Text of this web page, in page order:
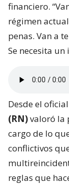
financiero.
régimen
penas. Van a
Se necesita
Desde el
(RN)valoró la
cargo de lo
conflictivos
reglas que